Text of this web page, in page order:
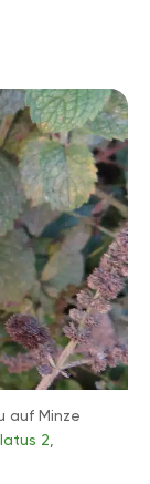
auf Minze
2